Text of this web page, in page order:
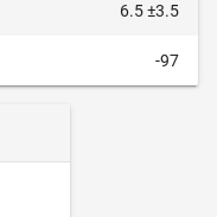
6.5 ±3.5
-97